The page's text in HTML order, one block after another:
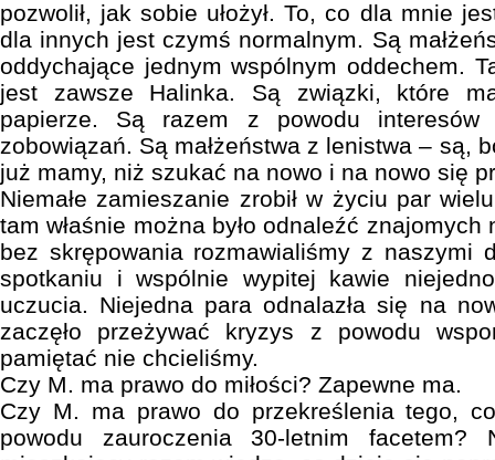
pozwolił, jak sobie ułożył. To, co dla mnie
dla innych jest czymś normalnym. Są
oddychające jednym wspólnym oddechem.
jest zawsze Halinka. Są związki, które
papierze. Są razem z powodu interesów
zobowiązań. Są małżeństwa z lenistwa – są,
już mamy, niż szukać na nowo i na nowo się
Niemałe zamieszanie zrobił w życiu par
tam właśnie można było odnaleźć
bez skrępowania rozmawialiśmy z naszymi
spotkaniu i wspólnie wypitej kawie
uczucia. Niejedna para odnalazła się na
zaczęło przeżywać kryzys z powodu
pamiętać nie chcieliśmy.
Czy M. ma prawo do miłości? Zapewne ma.
Czy M. ma prawo do przekreślenia tego,
powodu zauroczenia 30-letnim